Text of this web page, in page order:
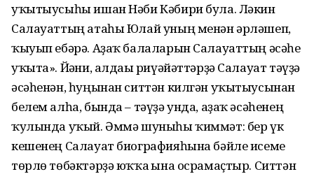
уҡытыусыһы ишан Нәби Кәбири була. Ләкин
Салауаттың атаһы Юлай уның менән әрләшеп,
ҡыуып ебәрә. Аҙаҡ балала­рын Салауаттың әсәһе
уҡыта». Йәғни, алдағы риүәйәттәрҙә Салауат тәүҙә
әсәһенән, һуңынан ситтән килгән уҡытыусынан
белем алһа, бында – тәүҙә унда, аҙаҡ әсәһенең
ҡулында уҡый. Әммә шуныһы ҡиммәт: бер үк
кешенең Салауат био­графияһына бәйле исеме
төрлө төбәктәрҙә юҡҡа ғына осра­маҫтыр. Ситтән